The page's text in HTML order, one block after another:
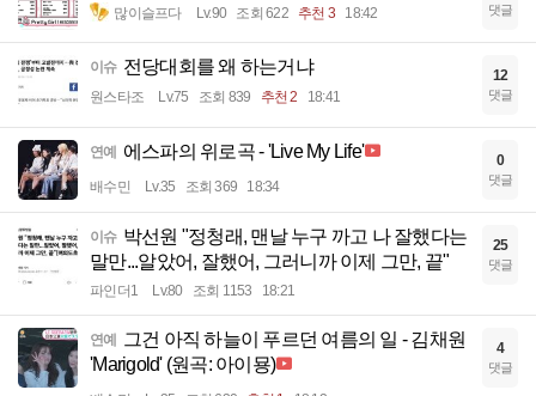
많이슬프다 Lv.90 조회 622 추천 3 18:42 댓글
이슈 전당대회를 왜 하는거냐
원스타조 Lv.75 조회 839 추천 2 18:41
12
댓글
연예 에스파의 위로곡 - 'Live My Life'
배수민 Lv.35 조회 369 18:34
0
댓글
이슈 박선원 "정청래, 맨날 누구 까고 나 잘했다는
말만...알았어, 잘했어, 그러니까 이제 그만, 끝"
파인더1 Lv.80 조회 1153 18:21
25
댓글
연예 그건 아직 하늘이 푸르던 여름의 일 - 김채원
'Marigold' (원곡: 아이묭)
4
댓글